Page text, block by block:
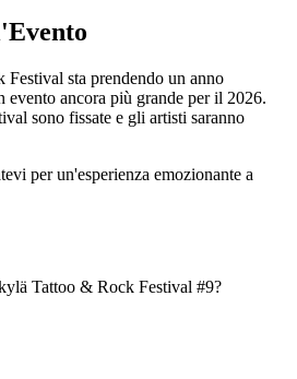
sta prendendo un anno
evento ancora più grande per il 2026.
sono fissate e gli artisti saranno
per un'esperienza emozionante a
Tattoo & Rock Festival #9?